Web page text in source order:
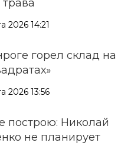
2026 14:21
горел склад на
2026 13:56
построю: Николай
не планирует